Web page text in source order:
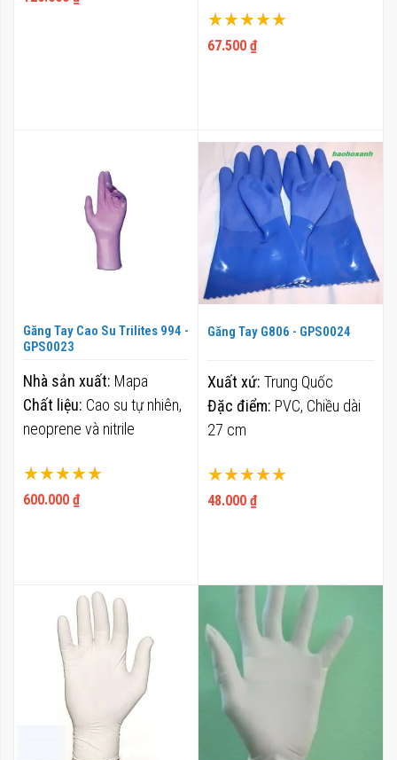
Xếp hạng:
100%
67.500 ₫
Găng Tay Cao Su Trilites 994 -
GPS0023
Xếp hạng:
100%
600.000 ₫
Nhà sản xuất: Mapa
Chất liệu: Cao su tự nhiên,
neoprene và nitrile
Găng Tay G806 - GPS0024
Xếp hạng:
100%
48.000 ₫
Xuất xứ: Trung Quốc
Đặc điểm: PVC, Chiều dài
27 cm